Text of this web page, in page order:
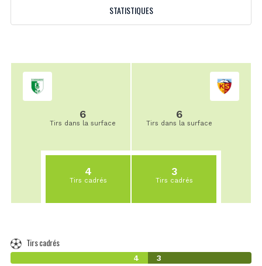
STATISTIQUES
6
Tirs dans la surface
4
Tirs cadrés
6
Tirs dans la surface
3
Tirs cadrés
Tirs cadrés
4 3